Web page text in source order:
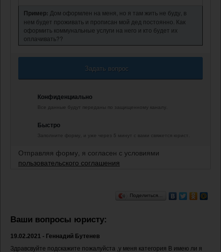
Пример: Дом оформлен на меня, но я там жить не буду, в
нем будет проживать и прописан мой дед постоянно. Как
оформить коммунальные услуги на него и кто будет их
оплачивать??
Задать вопрос
Конфиденциально
Все данные будут переданы по защищенному каналу.
Быстро
Заполните форму, и уже через 5 минут с вами свяжется юрист.
Отправляя форму, я согласен с условиями
пользовательского соглашения
Поделиться…
Ваши вопросы юристу:
19.02.2021 - Геннадий Бутенев
Здравсвуйте подскажите пожалуйста ,у меня категория В имею ли я